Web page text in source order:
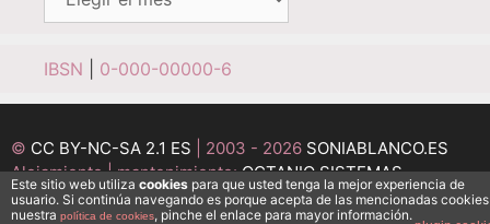
IBSN 0-000-00000-6
© CC BY-NC-SA 2.1 ES | 2003 - 2026 SONIABLANCO.ES
Alojamiento | mantenimiento:OCTANIO SISTEMAS
INFORMÁTICOS
Este sitio web utiliza cookies para que usted tenga la mejor experiencia de
usuario. Si continúa navegando es porque acepta de las mencionadas
nuestra política de cookies, pinche el enlace para mayor información.